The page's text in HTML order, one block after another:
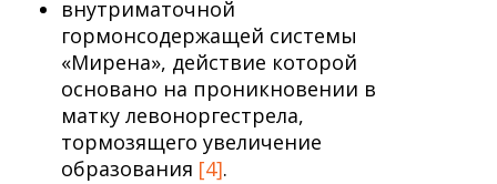
внутриматочной
гормонсодержащей системы
«Мирена», действие которой
основано на проникновении в
матку левоноргестрела,
тормозящего увеличение
образования [4].